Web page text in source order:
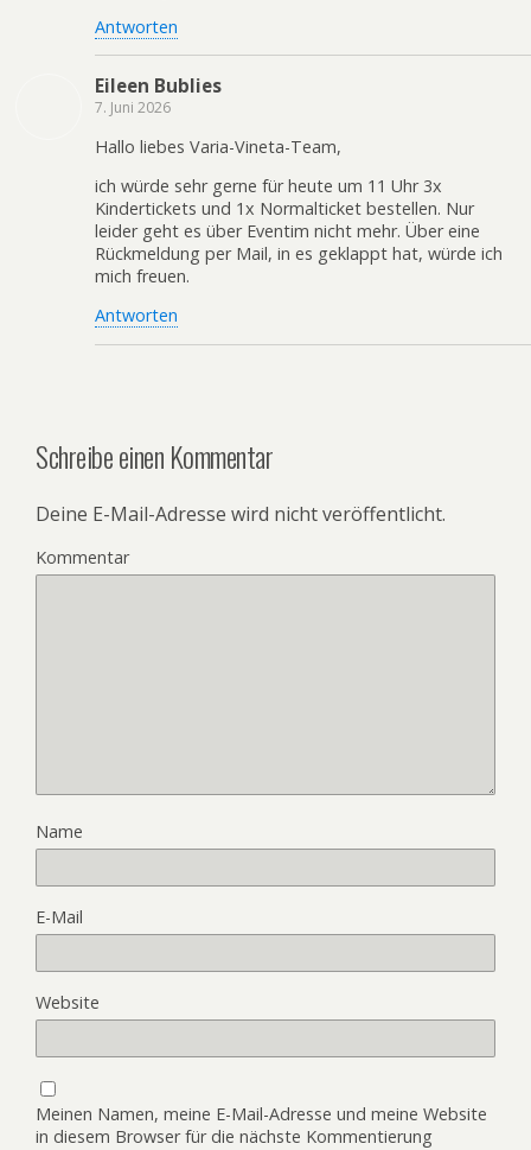
Antworten
Eileen Bublies
7. Juni 2026
Hallo liebes Varia-Vineta-Team,
ich würde sehr gerne für heute um 11 Uhr 3x
Kindertickets und 1x Normalticket bestellen. Nur
leider geht es über Eventim nicht mehr. Über eine
Rückmeldung per Mail, in es geklappt hat, würde ich
mich freuen.
Antworten
Schreibe einen Kommentar
Deine E-Mail-Adresse wird nicht veröffentlicht.
Kommentar
Name
E-Mail
Website
Meinen Namen, meine E-Mail-Adresse und meine Website
in diesem Browser für die nächste Kommentierung